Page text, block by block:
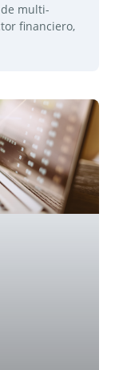
multi-
financiero,